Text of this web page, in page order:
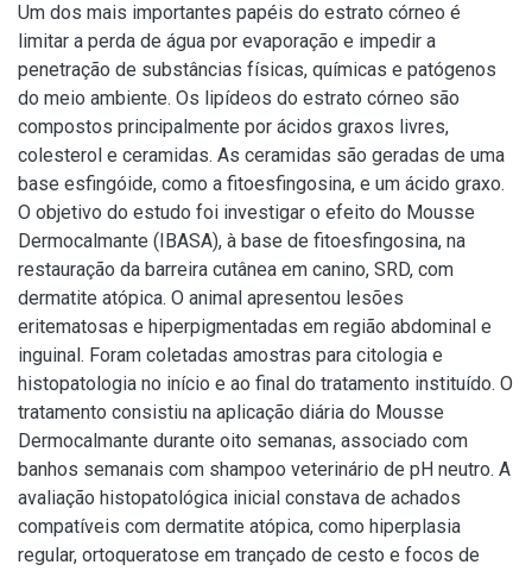
Um dos mais importantes papéis do estrato córneo é
limitar a perda de água por evaporação e impedir a
penetração de substâncias físicas, químicas e patógenos
do meio ambiente. Os lipídeos do estrato córneo são
compostos principalmente por ácidos graxos livres,
colesterol e ceramidas. As ceramidas são geradas de uma
base esfingóide, como a fitoesfingosina, e um ácido graxo.
O objetivo do estudo foi investigar o efeito do Mousse
Dermocalmante (IBASA), à base de fitoesfingosina, na
restauração da barreira cutânea em canino, SRD, com
dermatite atópica. O animal apresentou lesões
eritematosas e hiperpigmentadas em região abdominal e
inguinal. Foram coletadas amostras para citologia e
histopatologia no início e ao final do tratamento instituído. O
tratamento consistiu na aplicação diária do Mousse
Dermocalmante durante oito semanas, associado com
banhos semanais com shampoo veterinário de pH neutro. A
avaliação histopatológica inicial constava de achados
compatíveis com dermatite atópica, como hiperplasia
regular, ortoqueratose em trançado de cesto e focos de